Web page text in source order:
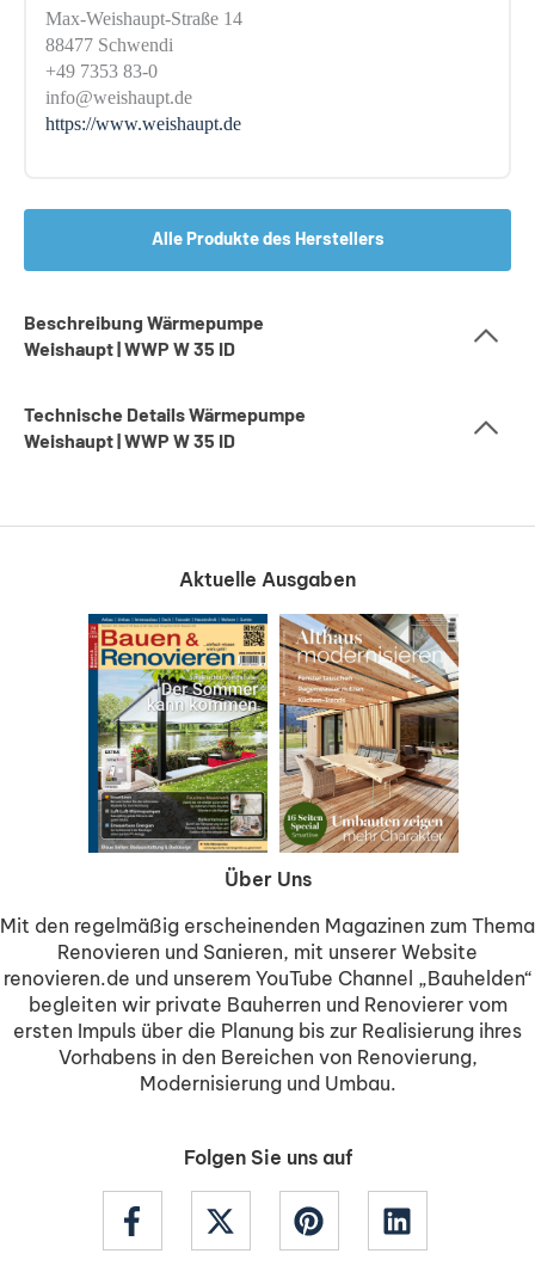
Max-Weishaupt-Straße 14
88477 Schwendi
+49 7353 83-0
info@weishaupt.de
https://www.weishaupt.de
Alle Produkte des Herstellers
Beschreibung Wärmepumpe
Weishaupt | WWP W 35 ID
Technische Details Wärmepumpe
Weishaupt | WWP W 35 ID
Aktuelle Ausgaben
Über Uns
Mit den regelmäßig erscheinenden Magazinen zum Thema
Renovieren und Sanieren, mit unserer Website
renovieren.de und unserem YouTube Channel „Bauhelden“
begleiten wir private Bauherren und Renovierer vom
ersten Impuls über die Planung bis zur Realisierung ihres
Vorhabens in den Bereichen von Renovierung,
Modernisierung und Umbau.
Folgen Sie uns auf